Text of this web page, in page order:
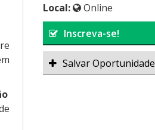
Local:
Online
Inscreva-se!
Salvar Oportunidade